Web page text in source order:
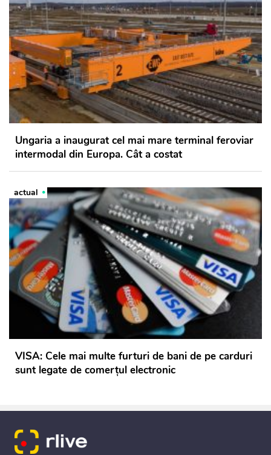
Ungaria a inaugurat cel mai mare terminal feroviar
intermodal din Europa. Cât a costat
actual
VISA: Cele mai multe furturi de bani de pe carduri
sunt legate de comerțul electronic